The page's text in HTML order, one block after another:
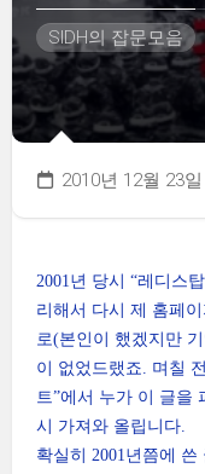
SIDH의 잡문모음
2010년 12월 23일
2001년 당시 “레디스
리해서 다시 제 홈페
로(본인이 했겠지만
이 없었드랬죠. 며칠
트”에서 누가 이 글을
시 가져와 올립니다.
확실히 2001년쯤에